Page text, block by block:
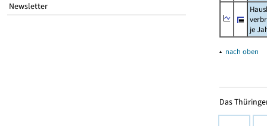
Newsletter
je
▴ nach oben
Das